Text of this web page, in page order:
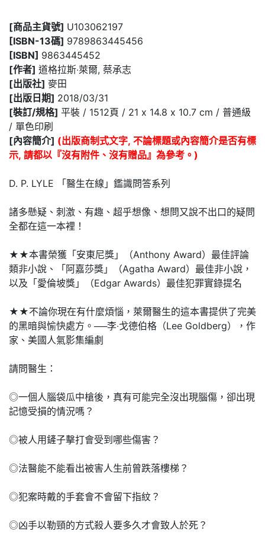
[商品主貨號] U103062197
[ISBN-13碼] 9789863445456
[ISBN] 9863445452
[作者]
道格拉斯‧萊爾, 蔡承志
[出版社] 麥田
[出版日期] 2018/03/31
[裝訂/規格] 平裝 / 1512頁 / 21 x 14.8 x 10.7 cm / 普通級
/ 單色印刷
[內容簡介] (出版商制式文字, 不論標題或內容簡介是否有標
示, 請都以『沒有附件、沒有贈品』為參考。)
D. P. LYLE 「醫生在線」鑑識問答系列
諸多懸疑、刺激、有趣、超乎想像、想問又說不出口的疑問
全都在這一本裡！
★★本書榮獲「安東尼獎」（Anthony Award）最佳評論
類非小說、「阿嘉莎獎」（Agatha Award）最佳非小說，
以及「愛倫坡獎」（Edgar Awards）最佳犯罪實錄提名
★★不論你現在有什麼煩惱，萊爾醫生的這本書提供了完美
的黑暗與愉快處方。──李‧戈德伯格（Lee Goldberg），作
家、美國人氣影集編劇
請問醫生：
◎一個人腦袋瓜中槍後，真有可能完全沒出現腦傷，卻出現
記憶受損的情況嗎？
◎被人用鏟子擊打會受到哪些傷害？
◎法醫能不能看出被害人生前曾跌落樓梯？
◎犯案時戴的手套會不會留下指紋？
◎凶手以勒頸的方式殺人要多久才會致人於死？